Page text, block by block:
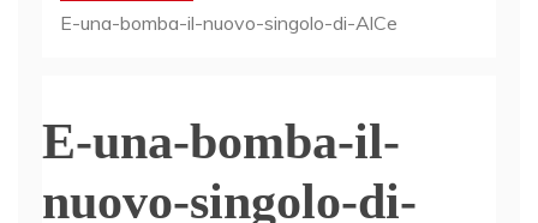
E-una-bomba-il-nuovo-singolo-di-AlCe
E-una-bomba-il-
nuovo-singolo-di-